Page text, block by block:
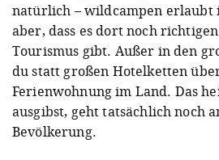
natürlich – wildcampen erlaubt
aber, dass es dort noch
Tourismus gibt. Außer in den
du statt großen Hotelketten
Ferienwohnung im Land. Das
ausgibst, geht tatsächlich noch
Bevölkerung.